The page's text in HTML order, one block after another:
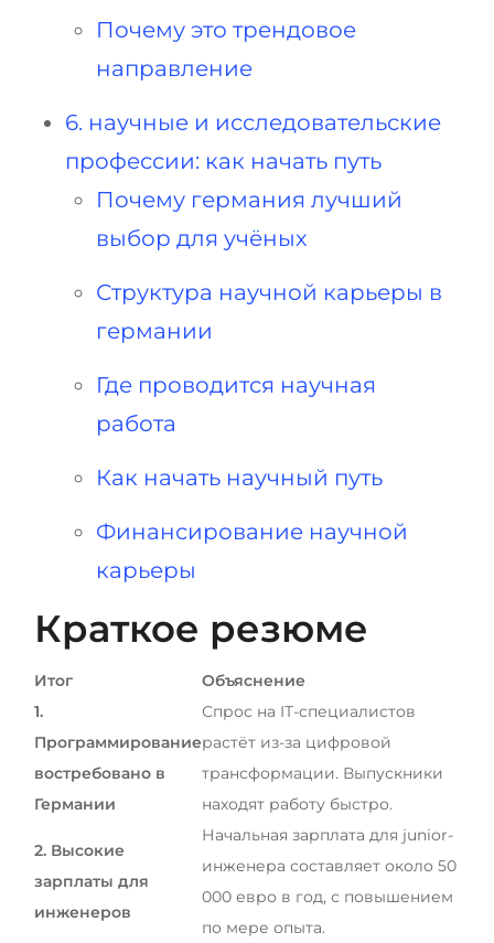
Почему это трендовое
направление
6. научные и исследовательские
профессии: как начать путь
Почему германия лучший
выбор для учёных
Структура научной карьеры в
германии
Где проводится научная
работа
Как начать научный путь
Финансирование научной
карьеры
Краткое резюме
Итог
Объяснение
1.
Программирование
востребовано в
Германии
Спрос на IT-специалистов
растёт из-за цифровой
трансформации. Выпускники
находят работу быстро.
2. Высокие
зарплаты для
инженеров
Начальная зарплата для junior-
инженера составляет около 50
000 евро в год, с повышением
по мере опыта.